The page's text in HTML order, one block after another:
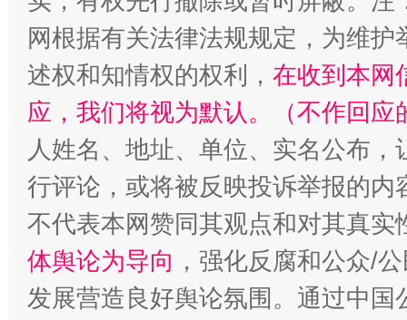
网根据有关法律法规规定，为维
述权和知情权的权利， 在收到本网
应，我们将视为默认。（不作回应
人姓名、地址、单位、实名公布
行评论，或将被反映投诉举报的
不代表本网赞同其观点和对其真实
体舆论为导向 ，强化反腐和公众/
发展营造良好舆论氛围。通过中